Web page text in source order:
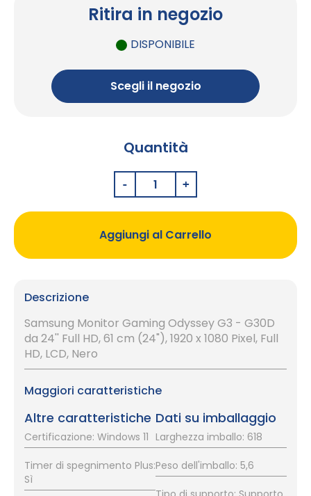
Ritira in negozio
DISPONIBILE
Scegli il negozio
Quantità
Aggiungi al Carrello
Descrizione
Samsung Monitor Gaming Odyssey G3 - G30D
da 24'' Full HD, 61 cm (24"), 1920 x 1080 Pixel, Full
HD, LCD, Nero
Maggiori caratteristiche
Altre caratteristiche
Certificazione: Windows 11
Timer di spegnimento Plus:
Sì
Dati su imballaggio
Larghezza imballo: 618
Peso dell'imballo: 5,6